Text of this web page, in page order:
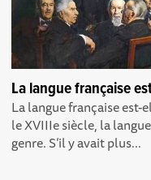
La langue française
La langue française est-
le XVIIIe siècle, la
genre. S’il y avait plus...